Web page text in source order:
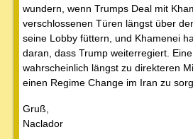
wundern, wenn Trumps Deal mit
verschlossenen Türen längst über
seine Lobby füttern, und Khamenei
daran, dass Trump weiterregiert.
wahrscheinlich längst zu direkteren
einen Regime Change im Iran zu
Gruß,
Naclador